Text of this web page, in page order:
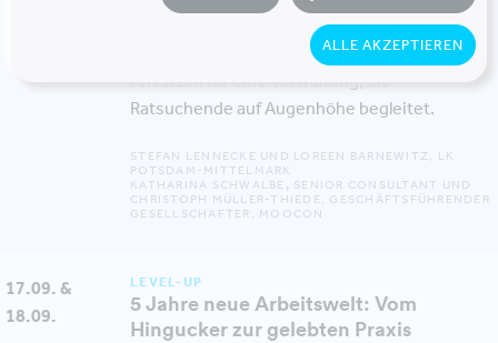
Praxisimpuls aus der Kreisverwaltung
Potsdam-Mittelmark – mit konkreten
Ansätzen für eine Verwaltung, die
Ratsuchende auf Augenhöhe begleitet.
STEFAN LENNECKE UND LOREEN BARNEWITZ, LK
POTSDAM-MITTELMARK
KATHARINA SCHWALBE , SENIOR CONSULTANT UND
CHRISTOPH MÜLLER-THIEDE, GESCHÄFTSFÜHRENDER
GESELLSCHAFTER, MOOCON
17.09. &
18.09.
LEVEL-UP
5 Jahre neue Arbeitswelt: Vom
Hingucker zur gelebten Praxis
ALLE AKZEPTIEREN